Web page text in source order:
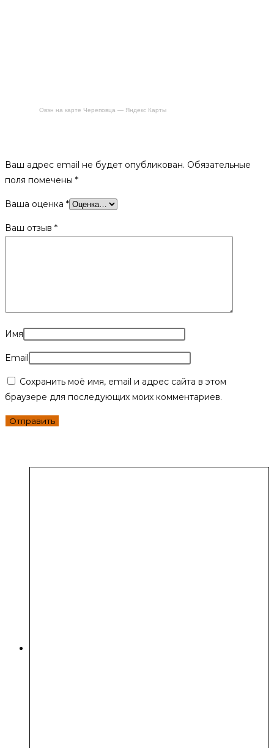
Овэн на карте Череповца — Яндекс Карты
Ваш адрес email не будет опубликован. Обязательные
поля помечены *
Ваша оценка *
Ваш отзыв *
Имя
Email
Сохранить моё имя, email и адрес сайта в этом
браузере для последующих моих комментариев.